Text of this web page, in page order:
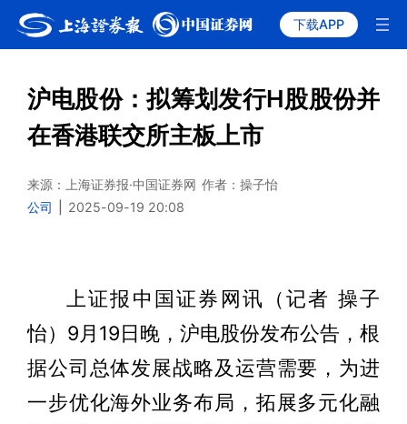
下载APP
沪电股份：拟筹划发行H股股份并
在香港联交所主板上市
来源：上海证券报·中国证券网 作者：操子怡
公司
2025-09-19 20:08
上证报中国证券网讯（记者 操子
怡）9月19日晚，沪电股份发布公告，根
据公司总体发展战略及运营需要，为进
一步优化海外业务布局，拓展多元化融